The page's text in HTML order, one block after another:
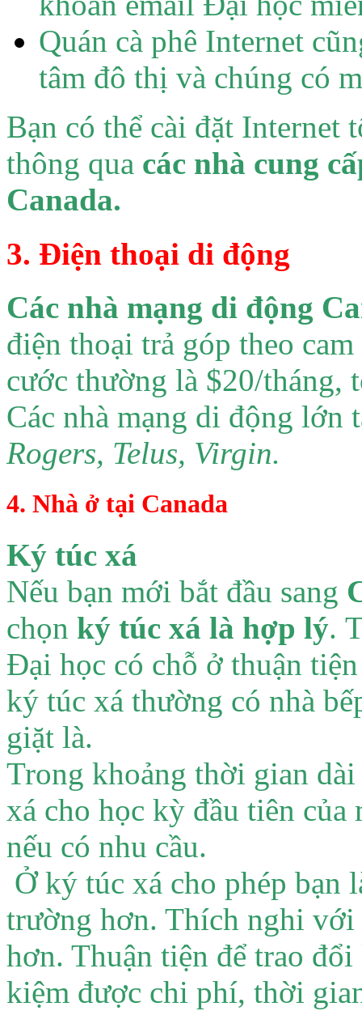
Quán cà phê Internet
tâm đô thị và chúng có
Bạn có thể cài đặt Internet
thông qua các nhà cung
Canada.
3. Điện thoại di động
Các nhà mạng di động
điện thoại trả góp theo
cước thường là $20/tháng,
Các nhà mạng di động lớn
Rogers, Telus, Virgin.
4. Nhà ở tại Canada
Ký túc xá
Nếu bạn mới bắt đầu sang
chọn ký túc xá là hợp lý.
Đại học có chỗ ở thuận
ký túc xá thường có nhà
giặt là.
Trong khoảng thời gian
xá cho học kỳ đầu tiên của
nếu có nhu cầu.
Ở ký túc xá cho phép bạn
trường hơn. Thích nghi
hơn. Thuận tiện để trao
kiệm được chi phí, thời